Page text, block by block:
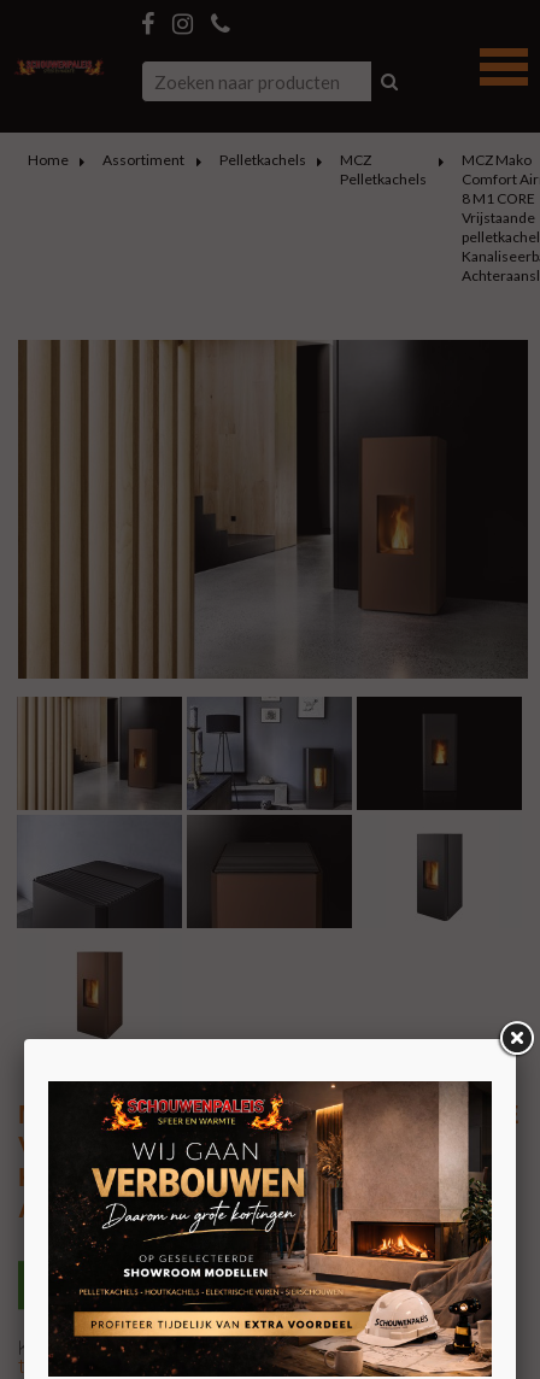
Home Assortiment Pelletkachels
MCZ
Pelletkachels
MCZ Mako
Comfort
8 M1 CORE
Vrijstaande
MCZ Mako Comfort Airmatic 8 M1 CORE
Vrijstaande pelletkachel 8kW
Kanaliseerbaar
Achteraansluiting
Kanaliseerbare pelletkachel met nieuweCore-
technologie